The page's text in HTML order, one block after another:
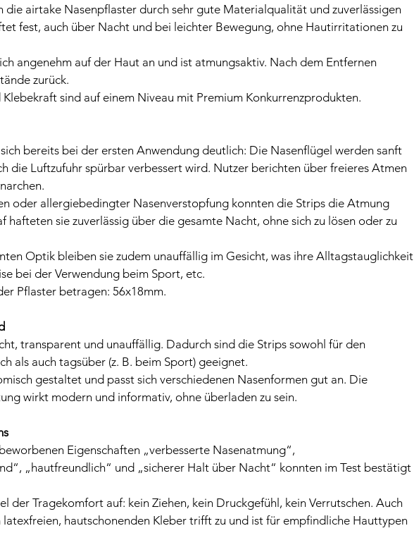
die airtake Nasenpflaster durch sehr gute Materialqualität und zuverlässigen
fest, auch über Nacht und bei leichter Bewegung, ohne Hautirritationen zu
angenehm auf der Haut an und ist atmungsaktiv. Nach dem Entfernen
zurück.
sind auf einem Niveau mit Premium Konkurrenzprodukten.
bereits bei der ersten Anwendung deutlich: Die Nasenflügel werden sanft
die Luftzufuhr spürbar verbessert wird. Nutzer berichten über freieres Atmen
oder allergiebedingter Nasenverstopfung konnten die Strips die Atmung
hafteten sie zuverlässig über die gesamte Nacht, ohne sich zu lösen oder zu
Optik bleiben sie zudem unauffällig im Gesicht, was ihre Alltagstauglichkeit
bei der Verwendung beim Sport, etc.
Pflaster betragen: 56x18mm.
transparent und unauffällig. Dadurch sind die Strips sowohl für den
als auch tagsüber (z. B. beim Sport) geeignet.
gestaltet und passt sich verschiedenen Nasenformen gut an. Die
wirkt modern und informativ, ohne überladen zu sein.
Eigenschaften „verbesserte Nasenatmung“,
„hautfreundlich“ und „sicherer Halt über Nacht“ konnten im Test bestätigt
der Tragekomfort auf: kein Ziehen, kein Druckgefühl, kein Verrutschen. Auch
latexfreien, hautschonenden Kleber trifft zu und ist für empfindliche Hauttypen